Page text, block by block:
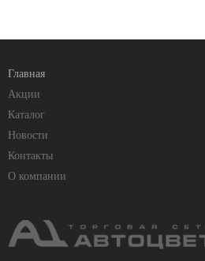
Главная
Акции
Каталог
Новости
Контакты
О компании